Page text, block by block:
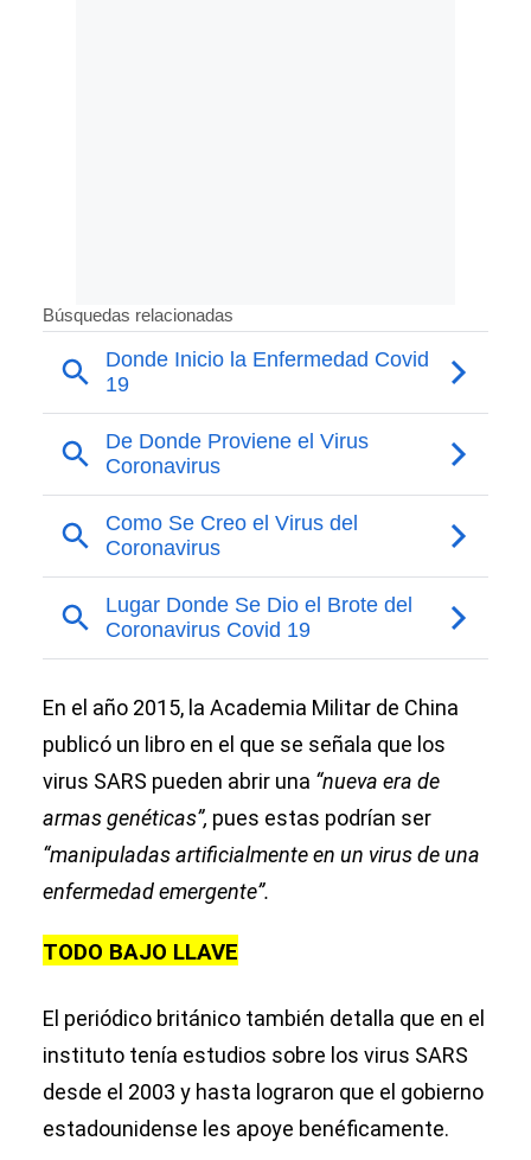
En el año 2015, la Academia Militar de China
publicó un libro en el que se señala que los
virus SARS pueden abrir una “nueva era de
armas genéticas”, pues estas podrían ser
“manipuladas artificialmente en un virus de una
enfermedad emergente”.
TODO BAJO LLAVE
El periódico británico también detalla que en el
instituto tenía estudios sobre los virus SARS
desde el 2003 y hasta lograron que el gobierno
estadounidense les apoye benéficamente.